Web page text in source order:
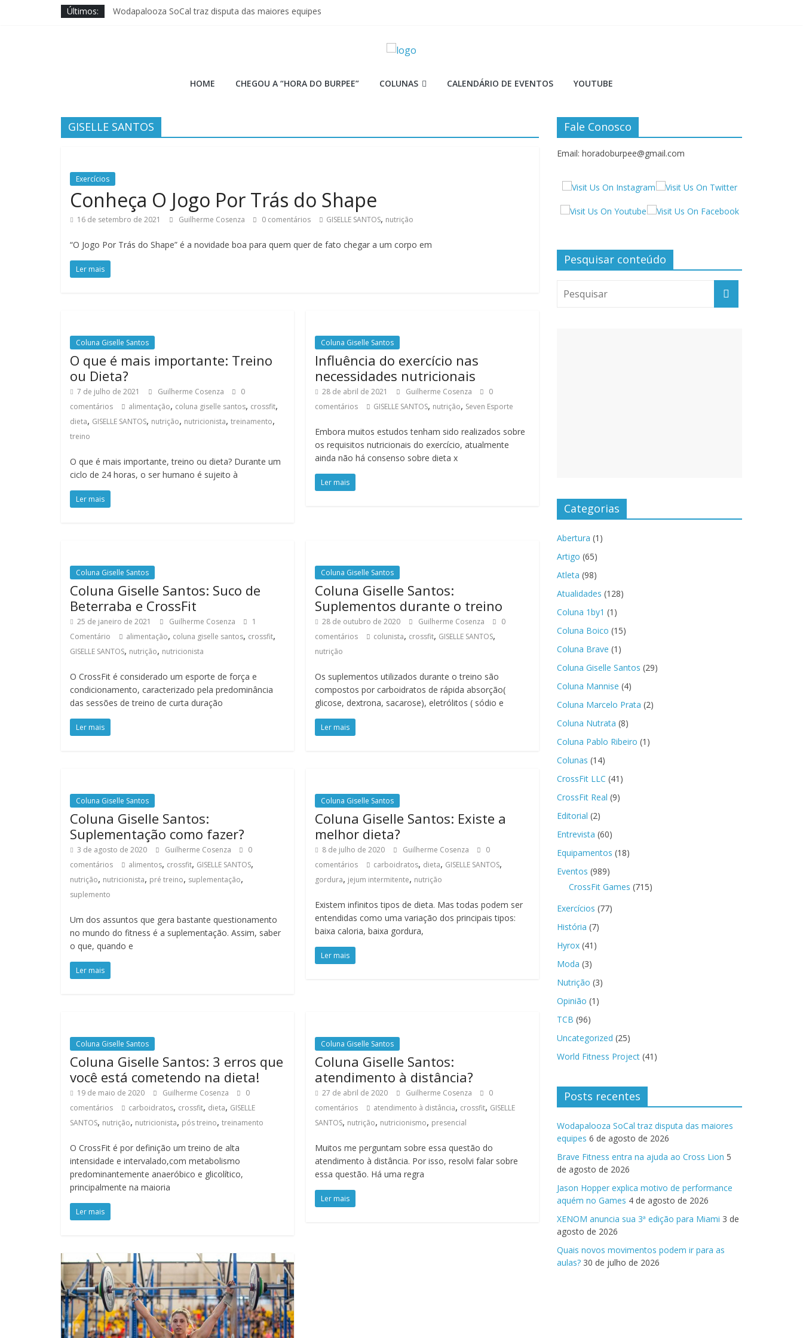
Últimos:
Wodapalooza SoCal traz disputa das maiores equipes
Burpee
Hora
Burpee
HOME CHEGOU A “HORA DO BURPEE” COLUNAS CALENDÁRIO DE EVENTOS YOUTUBE
GISELLE SANTOS
Exercícios
Conheça O Jogo Por Trás do Shape
16 de setembro de 2021 Guilherme Cosenza 0 comentários GISELLE SANTOS, nutrição
“O Jogo Por Trás do Shape” é a novidade boa para quem quer de fato chegar a um corpo em
Ler mais
Coluna Giselle Santos
O que é mais importante: Treino
ou Dieta?
7 de julho de 2021 Guilherme Cosenza
0
comentários
alimentação, coluna giselle santos, crossfit,
dieta, GISELLE SANTOS, nutrição, nutricionista, treinamento,
treino
O que é mais importante, treino ou dieta? Durante um
ciclo de 24 horas, o ser humano é sujeito à
Ler mais
Coluna Giselle Santos
Influência do exercício nas
necessidades nutricionais
28 de abril de 2021 Guilherme Cosenza
0
comentários
GISELLE SANTOS, nutrição, Seven Esporte
Embora muitos estudos tenham sido realizados sobre
os requisitos nutricionais do exercício, atualmente
ainda não há consenso sobre dieta x
Ler mais
Coluna Giselle Santos
Coluna Giselle Santos: Suco de
Beterraba e CrossFit
25 de janeiro de 2021 Guilherme Cosenza
1
Comentário
alimentação, coluna giselle santos, crossfit,
GISELLE SANTOS, nutrição, nutricionista
O CrossFit é considerado um esporte de força e
condicionamento, caracterizado pela predominância
das sessões de treino de curta duração
Ler mais
Coluna Giselle Santos
Coluna Giselle Santos:
Suplementos durante o treino
28 de outubro de 2020 Guilherme Cosenza
0
comentários
colunista, crossfit, GISELLE SANTOS,
nutrição
Os suplementos utilizados durante o treino são
compostos por carboidratos de rápida absorção(
glicose, dextrona, sacarose), eletrólitos ( sódio e
Ler mais
Coluna Giselle Santos
Coluna Giselle Santos:
Suplementação como fazer?
3 de agosto de 2020 Guilherme Cosenza
0
comentários
alimentos, crossfit, GISELLE SANTOS,
nutrição, nutricionista, pré treino, suplementação,
suplemento
Um dos assuntos que gera bastante questionamento
no mundo do fitness é a suplementação. Assim, saber
o que, quando e
Ler mais
Coluna Giselle Santos
Coluna Giselle Santos: Existe a
melhor dieta?
8 de julho de 2020 Guilherme Cosenza
0
comentários
carboidratos, dieta, GISELLE SANTOS,
gordura, jejum intermitente, nutrição
Existem infinitos tipos de dieta. Mas todas podem ser
entendidas como uma variação dos principais tipos:
baixa caloria, baixa gordura,
Ler mais
Coluna Giselle Santos
Coluna Giselle Santos: 3 erros que
você está cometendo na dieta!
19 de maio de 2020 Guilherme Cosenza
0
comentários
carboidratos, crossfit, dieta, GISELLE
SANTOS, nutrição, nutricionista, pós treino, treinamento
O CrossFit é por definição um treino de alta
intensidade e intervalado,com metabolismo
predominantemente anaeróbico e glicolítico,
principalmente na maioria
Ler mais
Coluna Giselle Santos
Coluna Giselle Santos:
atendimento à distância?
27 de abril de 2020 Guilherme Cosenza
0
comentários
atendimento à distância, crossfit, GISELLE
SANTOS, nutrição, nutricionismo, presencial
Muitos me perguntam sobre essa questão do
atendimento à distância. Por isso, resolvi falar sobre
essa questão. Há uma regra
Ler mais
Fale Conosco
Email: horadoburpee@gmail.com
Pesquisar conteúdo
Categorias
Abertura (1)
Artigo (65)
Atleta (98)
Atualidades (128)
Coluna 1by1 (1)
Coluna Boico (15)
Coluna Brave (1)
Coluna Giselle Santos (29)
Coluna Mannise (4)
Coluna Marcelo Prata (2)
Coluna Nutrata (8)
Coluna Pablo Ribeiro (1)
Colunas (14)
CrossFit LLC (41)
CrossFit Real (9)
Editorial (2)
Entrevista (60)
Equipamentos (18)
Eventos (989)
CrossFit Games (715)
Exercícios (77)
História (7)
Hyrox (41)
Moda (3)
Nutrição (3)
Opinião (1)
TCB (96)
Uncategorized (25)
World Fitness Project (41)
Posts recentes
Wodapalooza SoCal traz disputa das maiores
equipes 6 de agosto de 2026
Brave Fitness entra na ajuda ao Cross Lion 5
de agosto de 2026
Jason Hopper explica motivo de performance
aquém no Games 4 de agosto de 2026
XENOM anuncia sua 3ª edição para Miami 3 de
agosto de 2026
Quais novos movimentos podem ir para as
aulas? 30 de julho de 2026